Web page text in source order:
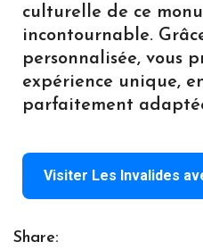
culturelle de ce
incontournable.
personnalisée, vous
expérience unique,
parfaitement
Visiter Les Invalides
Share: